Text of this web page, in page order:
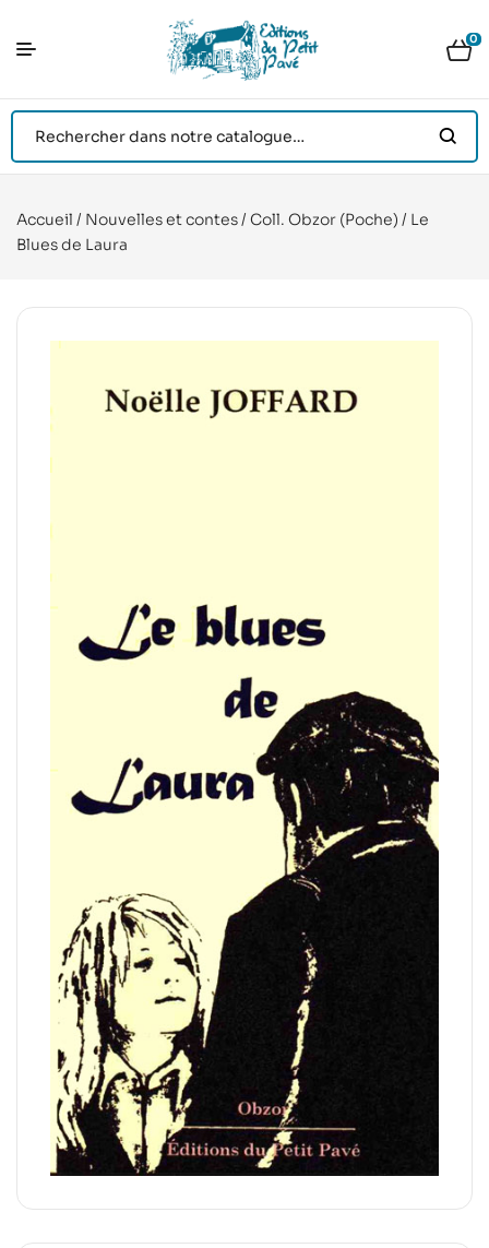
0
Accueil / Nouvelles et contes/ Coll. Obzor (Poche) / Le
Blues de Laura